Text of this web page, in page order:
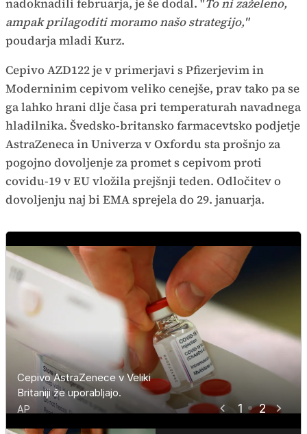
nadoknadili februarja, je še dodal. "To ni zaželeno,
ampak prilagoditi moramo našo strategijo,"
poudarja mladi Kurz.
Cepivo AZD122 je v primerjavi s Pfizerjevim in
Moderninim cepivom veliko cenejše, prav tako pa se
ga lahko hrani dlje časa pri temperaturah navadnega
hladilnika. Švedsko-britansko farmacevtsko podjetje
AstraZeneca in Univerza v Oxfordu sta prošnjo za
pogojno dovoljenje za promet s cepivom proti
covidu-19 v EU vložila prejšnji teden. Odločitev o
dovoljenju naj bi EMA sprejela do 29. januarja.
1 2
Cepivo AstraZenece v Veliki
Britaniji že uporabljajo.
AP